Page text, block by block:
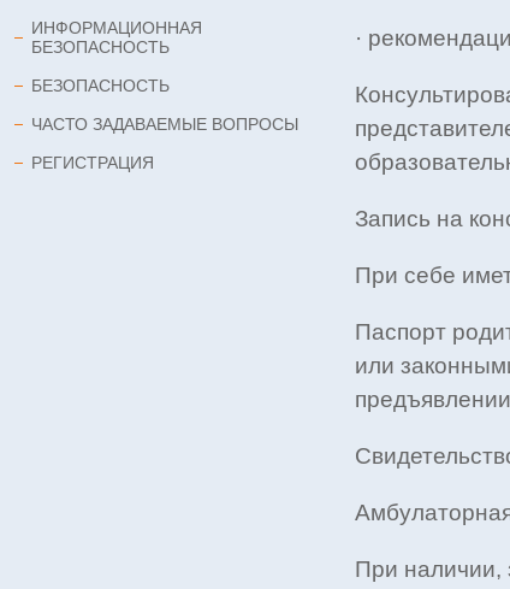
·
Запись на
При себе
Паспорт
или
При наличии,
ИНФОРМАЦИОННАЯ
БЕЗОПАСНОСТЬ
БЕЗОПАСНОСТЬ
ЧАСТО ЗАДАВАЕМЫЕ ВОПРОСЫ
РЕГИСТРАЦИЯ